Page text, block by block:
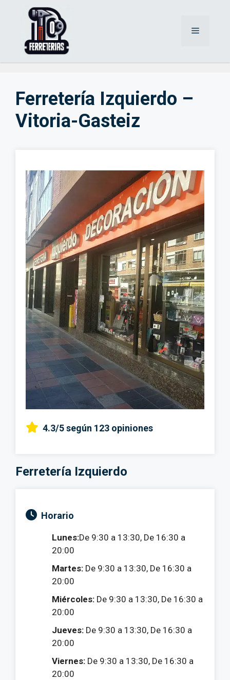
Menú
Ferretería Izquierdo –
Vitoria-Gasteiz
4.3/5según 123 opiniones
Ferretería Izquierdo
Horario
Lunes:De 9:30 a 13:30, De 16:30 a
20:00
Martes: De 9:30 a 13:30, De 16:30 a
20:00
Miércoles: De 9:30 a 13:30, De 16:30 a
20:00
Jueves: De 9:30 a 13:30, De 16:30 a
20:00
Viernes: De 9:30 a 13:30, De 16:30 a
20:00